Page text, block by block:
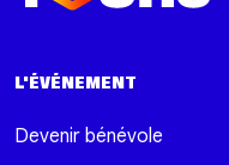
L'ÉVÉNEMENT
Devenir bénévole